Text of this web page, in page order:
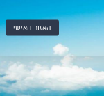
האזור האישי